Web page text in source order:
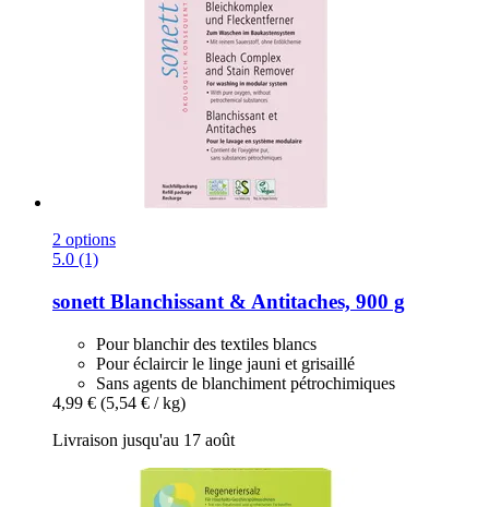
2 options
5.0 (1)
sonett Blanchissant & Antitaches, 900 g
Pour blanchir des textiles blancs
Pour éclaircir le linge jauni et grisaillé
Sans agents de blanchiment pétrochimiques
4,99 € (5,54 € / kg)
Livraison jusqu'au 17 août